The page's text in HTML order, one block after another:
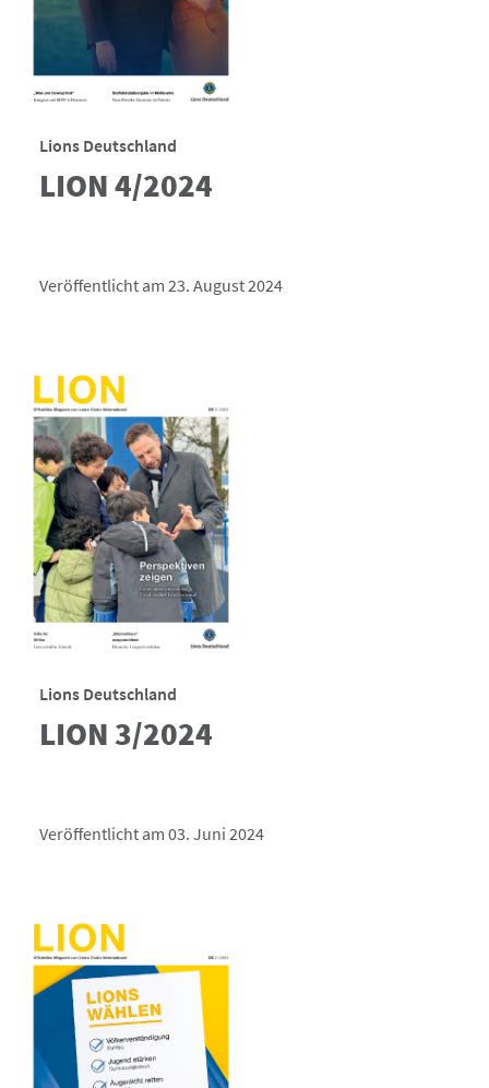
Lions Deutschland
LION 4/2024
Veröffentlicht am 23. August 2024
Lions Deutschland
LION 3/2024
Veröffentlicht am 03. Juni 2024